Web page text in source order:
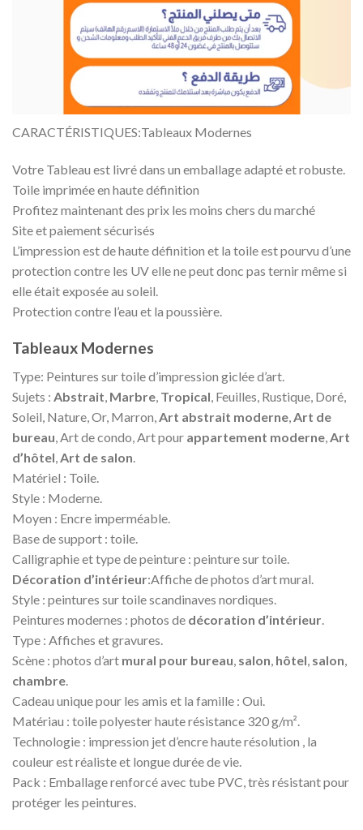
CARACTÉRISTIQUES:Tableaux Modernes
Votre Tableau est livré dans un emballage adapté et robuste.
Toile imprimée en haute définition
Profitez maintenant des prix les moins chers du marché
Site et paiement sécurisés
L’impression est de haute définition et la toile est pourvu d’une
protection contre les UV elle ne peut donc pas ternir même si
elle était exposée au soleil.
Protection contre l’eau et la poussière.
Tableaux Modernes
Type: Peintures sur toile d’impression giclée d’art.
Sujets : Abstrait Marbre Tropical , Feuilles, Rustique, Doré,
Soleil, Nature, Or, Marron, Art abstrait moderne Art de
bureau , Art de condo, Art pour appartement moderne Art
d’hôtel Art de salon
Matériel : Toile.
Style : Moderne.
Moyen : Encre imperméable.
Base de support : toile.
Calligraphie et type de peinture : peinture sur toile.
Décoration d’intérieur:Affiche de photos d’art mural.
Style : peintures sur toile scandinaves nordiques.
Peintures modernes : photos de décoration d’intérieur
Type : Affiches et gravures.
Scène : photos d’art mural pour bureau salon hôtel salon
chambre
Cadeau unique pour les amis et la famille : Oui.
Matériau : toile polyester haute résistance 320 g/m².
Technologie : impression jet d’encre haute résolution , la
couleur est réaliste et longue durée de vie.
Pack : Emballage renforcé avec tube PVC, très résistant pour
protéger les peintures.